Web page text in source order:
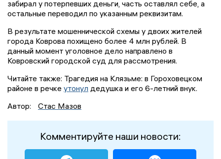
забирал у потерпевших деньги, часть оставлял себе, а
остальные переводил по указанным реквизитам.
В результате мошеннической схемы у двоих жителей
города Коврова похищено более 4 млн рублей. В
данный момент уголовное дело направлено в
Ковровский городской суд для рассмотрения.
Читайте также: Трагедия на Клязьме: в Гороховецком
районе в речке утонул дедушка и его 6-летний внук.
Автор:
Стас Мазов
Комментируйте наши новости: